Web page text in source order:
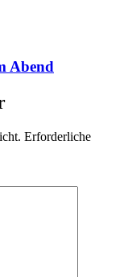
Abend
Erforderliche